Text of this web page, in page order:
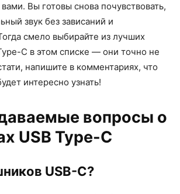
Вы готовы снова почувствовать,
звук без зависаний и
смело выбирайте из лучших
C в этом списке — они точно не
напишите в комментариях, что
интересно узнать!
вопросы о
USB Type-C
USB-C?